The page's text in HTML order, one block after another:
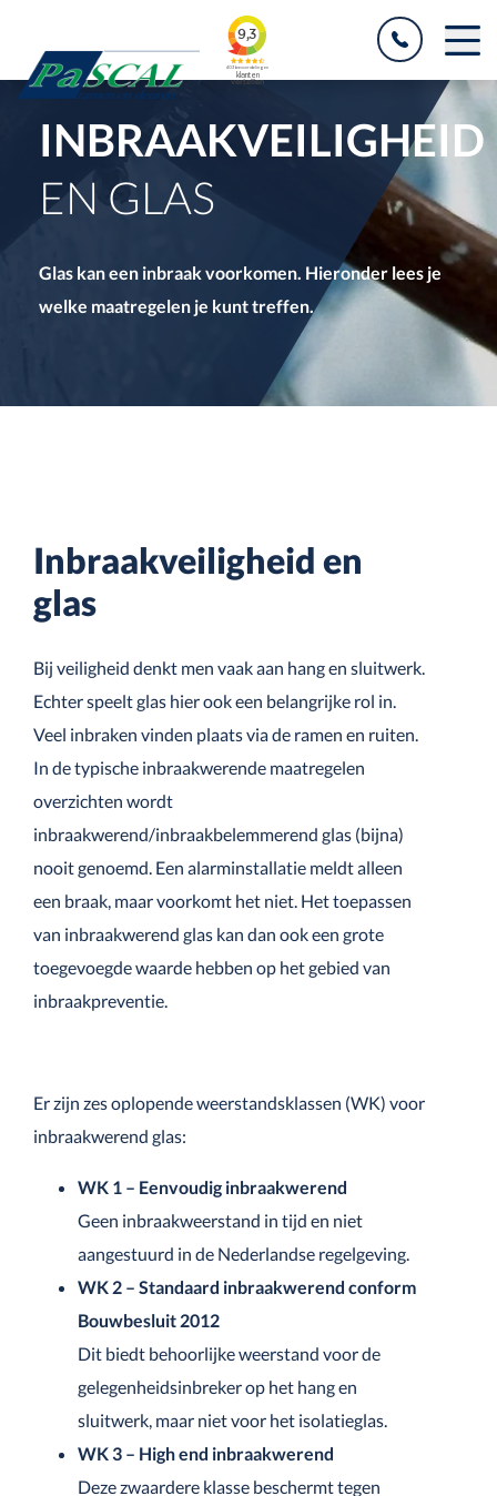
INBRAAKVEILIGHEID
EN GLAS
Glas kan een inbraak voorkomen. Hieronder lees je
welke maatregelen je kunt treffen.
Inbraakveiligheid en
glas
Bij veiligheid denkt men vaak aan hang en sluitwerk.
Echter speelt glas hier ook een belangrijke rol in.
Veel inbraken vinden plaats via de ramen en ruiten.
In de typische inbraakwerende maatregelen
overzichten wordt
inbraakwerend/inbraakbelemmerend glas (bijna)
nooit genoemd. Een alarminstallatie meldt alleen
een braak, maar voorkomt het niet. Het toepassen
van inbraakwerend glas kan dan ook een grote
toegevoegde waarde hebben op het gebied van
inbraakpreventie.
Er zijn zes oplopende weerstandsklassen (WK) voor
inbraakwerend glas:
WK 1 – Eenvoudig inbraakwerend
Geen inbraakweerstand in tijd en niet
aangestuurd in de Nederlandse regelgeving.
WK 2 – Standaard inbraakwerend conform
Bouwbesluit 2012
Dit biedt behoorlijke weerstand voor de
gelegenheidsinbreker op het hang en
sluitwerk, maar niet voor het isolatieglas.
WK 3 – High end inbraakwerend
Deze zwaardere klasse beschermt tegen